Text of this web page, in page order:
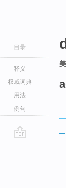
目录
释义
权威词典
用法
例句
美